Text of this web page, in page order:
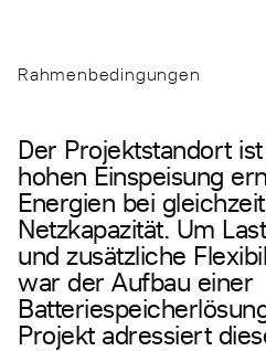
Rahmenbedingungen
Der Projektstandort
hohen Einspeisung
Energien bei
Netzkapazität. Um
und zusätzliche
war der Aufbau einer
Projekt adressiert